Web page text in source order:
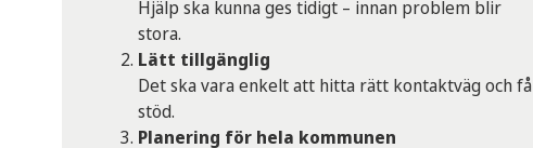
Hjälp ska kunna ges tidigt – innan problem blir
stora.
Lätt tillgänglig
Det ska vara enkelt att hitta rätt kontaktväg och få
stöd.
Planering för hela kommunen